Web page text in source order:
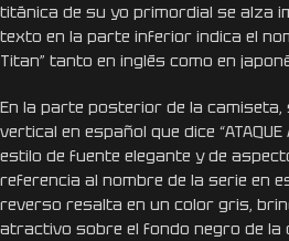
titánica de su yo primordial se alza
texto en la parte inferior indica el
Titan” tanto en inglés como en
En la parte posterior de la
vertical en español que dice “ATAQUE
estilo de fuente elegante y de
referencia al nombre de la serie en
reverso resalta en un color gris,
atractivo sobre el fondo negro de la